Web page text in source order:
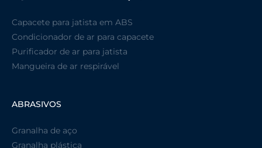
Capacete para jatista em ABS
Condicionador de ar para capacete
Purificador de ar para jatista
Mangueira de ar respirável
ABRASIVOS
Granalha de aço
Granalha plástica